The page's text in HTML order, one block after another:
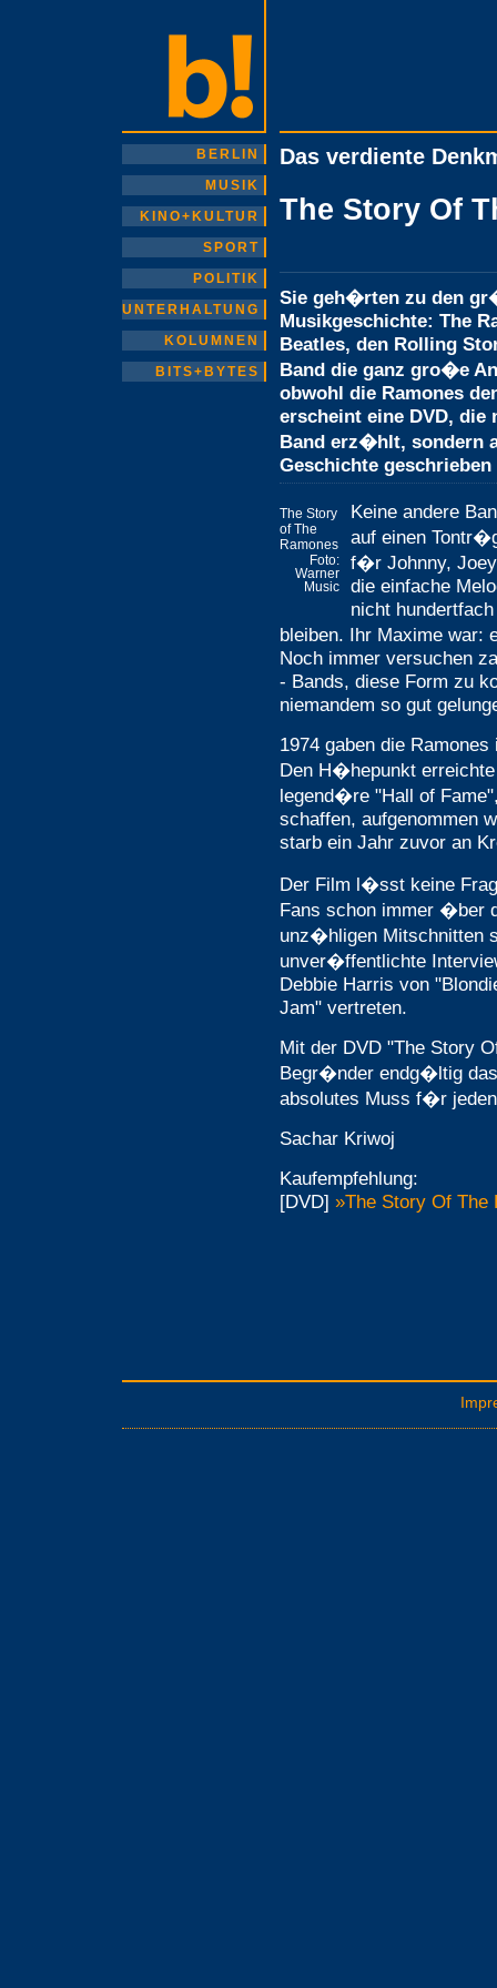
BERLIN
MUSIK
KINO+KULTUR
SPORT
POLITIK
UNTERHALTUNG
KOLUMNEN
BITS+BYTES
Das verdiente
The Story Of
Sie geh�rten zu den
Musikgeschichte: The
Beatles, den Rolling
Band die ganz gro�e
obwohl die Ramones
erscheint eine DVD,
Band erz�hlt, sondern
Geschichte geschrieben
The Story
of The
Ramones
Foto:
Warner
Music
Keine andere
auf einen
f�r Johnny,
die einfache
nicht
bleiben. Ihr Maxime
Noch immer versuchen
- Bands, diese Form zu
niemandem so gut
1974 gaben die
Den H�hepunkt
legend�re "Hall of
schaffen, aufgenommen
starb ein Jahr zuvor an
Der Film l�sst keine
Fans schon immer �ber
unz�hligen Mitschnitten
unver�ffentlichte
Debbie Harris von
Jam" vertreten.
Mit der DVD "The Story
Begr�nder endg�ltig
absolutes Muss f�r
Sachar Kriwoj
Kaufempfehlung:
[DVD] »The Story Of The